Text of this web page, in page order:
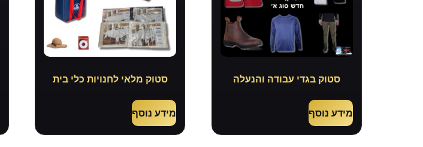
סטוק בגדי עבודה והנעלה
מידע נוסף
סטוק מלאי לחנויות כלי בית
מידע נוסף